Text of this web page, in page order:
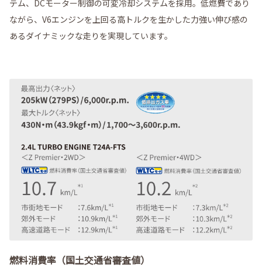
テム、DCモーター制御の可変冷却システムを採用。低燃費であり
ながら、V6エンジンを上回る高トルクを生かした力強い伸び感の
あるダイナミックな走りを実現しています。
燃料消費率（国土交通省審査値）